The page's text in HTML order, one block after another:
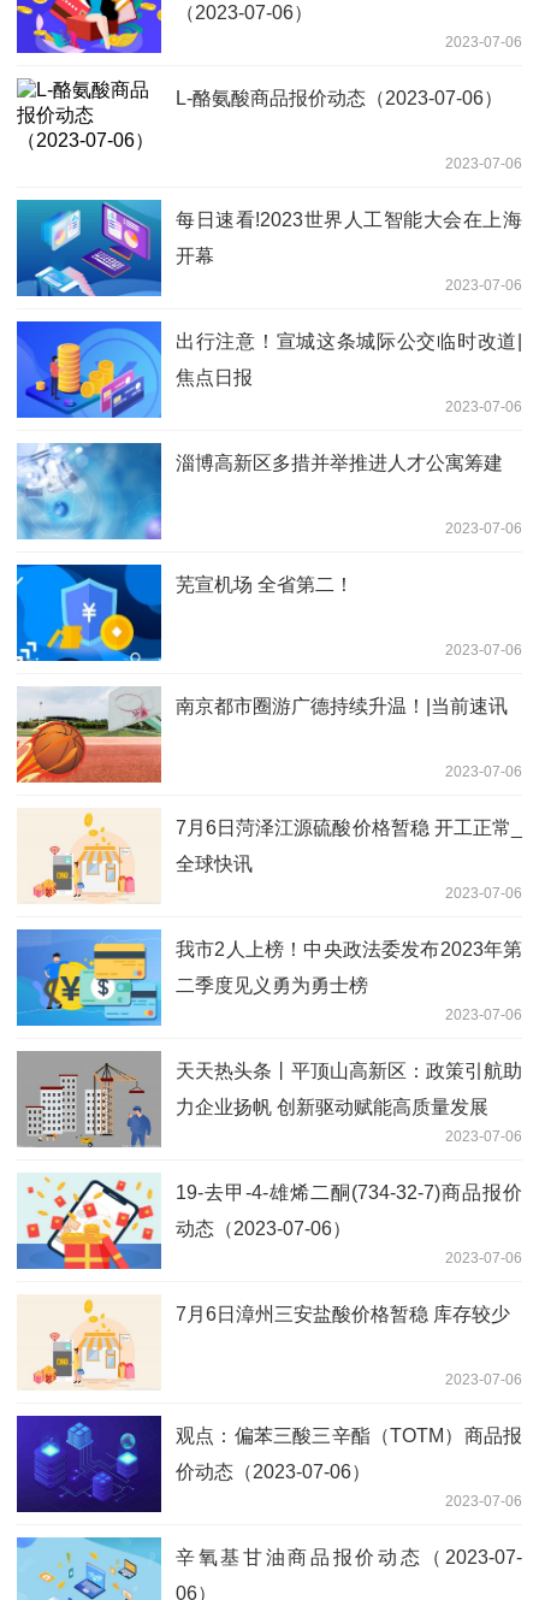
（2023-07-06）
2023-07-06
L-酪氨酸商品报价动态（2023-07-06）
2023-07-06
每日速看!2023世界人工智能大会在上海
开幕
2023-07-06
出行注意！宣城这条城际公交临时改道|
焦点日报
2023-07-06
淄博高新区多措并举推进人才公寓筹建
2023-07-06
芜宣机场 全省第二！
2023-07-06
南京都市圈游广德持续升温！|当前速讯
2023-07-06
7月6日菏泽江源硫酸价格暂稳 开工正常_
全球快讯
2023-07-06
我市2人上榜！中央政法委发布2023年第
二季度见义勇为勇士榜
2023-07-06
天天热头条丨平顶山高新区：政策引航助
力企业扬帆 创新驱动赋能高质量发展
2023-07-06
19-去甲-4-雄烯二酮(734-32-7)商品报价
动态（2023-07-06）
2023-07-06
7月6日漳州三安盐酸价格暂稳 库存较少
2023-07-06
观点：偏苯三酸三辛酯（TOTM）商品报
价动态（2023-07-06）
2023-07-06
辛氧基甘油商品报价动态（2023-07-
06）